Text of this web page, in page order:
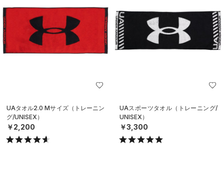
UAタオル2.0 Mサイズ（トレーニン
グ/UNISEX）
￥2,200
UAスポーツタオル（トレーニング/
UNISEX）
￥3,300